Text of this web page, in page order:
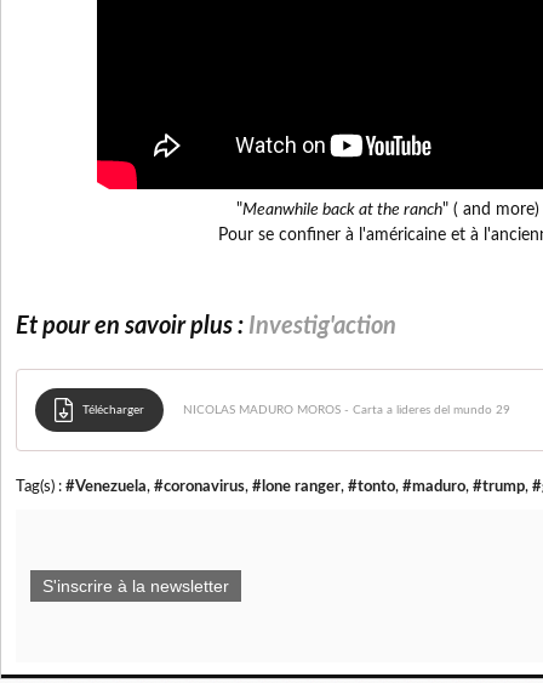
"Meanwhile back at the ranch" ( and more)
Pour se confiner à l'américaine et à
Et pour en savoir plus : Investig'action
Télécharger NICOLAS MADURO MOROS - Carta a lideres del mundo 29
Tag(s) : #Venezuela, #coronavirus, #lone ranger, #tonto, #maduro, #trump,
S'inscrire à la newsletter